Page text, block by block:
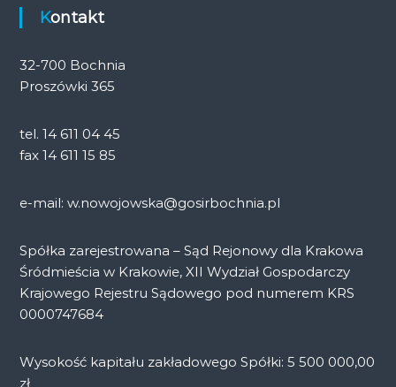
Kontakt
32-700 Bochnia
Proszówki 365
tel. 14 611 04 45
fax 14 611 15 85
e-mail: w.nowojowska@gosirbochnia.pl
Spółka zarejestrowana – Sąd Rejonowy dla Krakowa
Śródmieścia w Krakowie, XII Wydział Gospodarczy
Krajowego Rejestru Sądowego pod numerem KRS
0000747684
Wysokość kapitału zakładowego Spółki: 5 500 000,00
zł